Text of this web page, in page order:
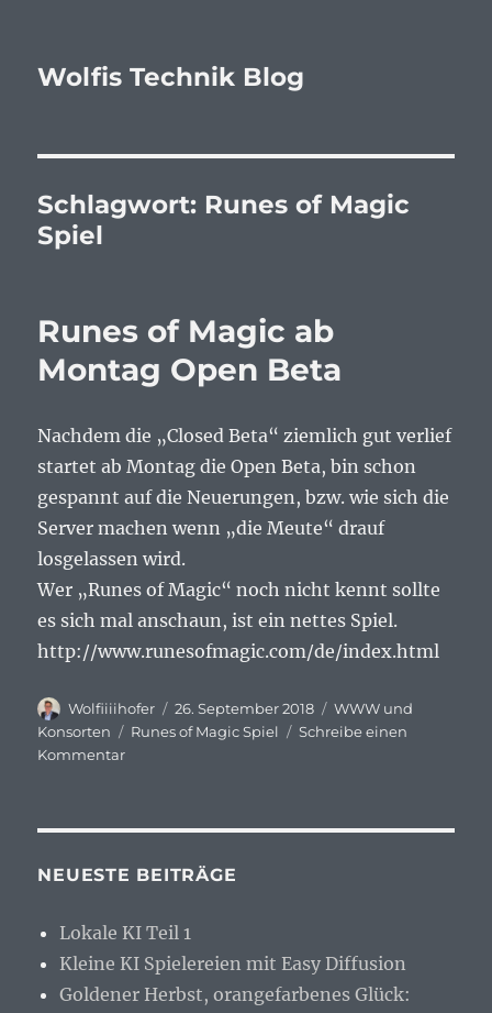
Wolfis Technik Blog
Schlagwort: Runes of Magic
Spiel
Runes of Magic ab
Montag Open Beta
Nachdem die „Closed Beta“ ziemlich gut verlief
startet ab Montag die Open Beta, bin schon
gespannt auf die Neuerungen, bzw. wie sich die
Server machen wenn „die Meute“ drauf
losgelassen wird.
Wer „Runes of Magic“ noch nicht kennt sollte
es sich mal anschaun, ist ein nettes Spiel.
http://www.runesofmagic.com/de/index.html
Autor
Wolfiiiihofer
Veröffentlicht
am
26. September 2018 Kategorien
WWW und
Konsorten
Schlagwörter
Runes of Magic Spiel
Schreibe einen
Kommentarzu
Montag
NEUESTE BEITRÄGE
Lokale KI Teil 1
Kleine KI Spielereien mit Easy Diffusion
Goldener Herbst, orangefarbenes Glück: